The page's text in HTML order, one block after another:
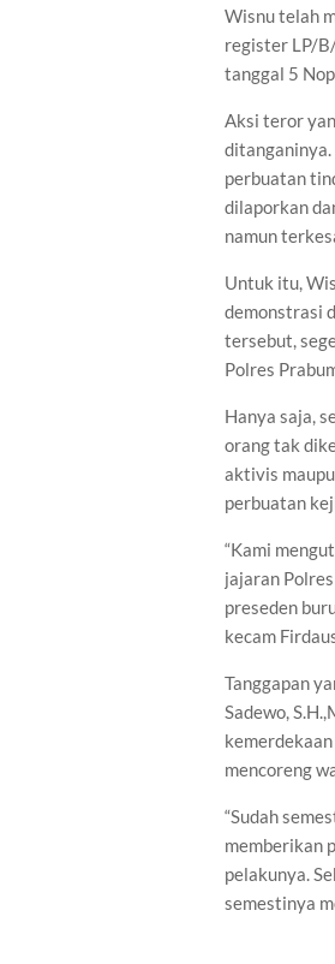
Wisnu telah
register LP/
tanggal 5
Aksi teror
ditanganinya.
perbuatan
dilaporkan
namun
Untuk itu,
demonstrasi
tersebut,
Polres
Hanya saja,
orang tak
aktivis
perbuatan
“Kami
jajaran
preseden
kecam
Tanggapan
Sadewo,
mencoreng
“Sudah
memberikan
pelakunya.
semestinya